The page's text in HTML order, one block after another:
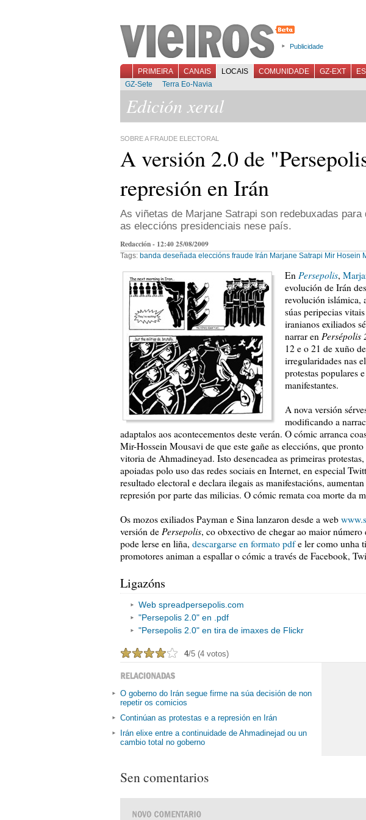
Publicidade
PRIMEIRA CANAIS LOCAIS COMUNIDADE GZ-EXT
GZ-Sete
Terra Eo-Navia
Edición xeral
SOBRE A FRAUDE ELECTORAL
A versión 2.0 de
represión en Irán
As viñetas de Marjane Satrapi son redebuxadas
as eleccións presidenciais nese país.
Redacción - 12:40 25/08/2009
Tags: banda deseñada eleccións fraude Irán Marjane Satrapi Mir Hosein
En Persepolis,
evolución de Irán
revolución islámica,
súas peripecias
iranianos exiliados
narrar en Persépolis
12 e o 21 de xuño
irregularidades nas
protestas populares
manifestantes.
A nova versión
modificando a
adaptalos aos acontecementos deste verán. O cómic arranca
Mir-Hossein Mousavi de que este gañe as eleccións, que
vitoria de Ahmadineyad. Isto desencadea as primeiras
apoiadas polo uso das redes sociais en Internet, en especial
resultado electoral e declara ilegais as manifestacións,
represión por parte das milicias. O cómic remata coa morte da
Os mozos exiliados Payman e Sina lanzaron desde a web
versión de Persepolis, co obxectivo de chegar ao maior
pode lerse en liña, descargarse en formato pdfe ler como unha
promotores animan a espallar o cómic a través de Facebook,
Ligazóns
Web spreadpersepolis.com
"Persepolis 2.0" en .pdf
"Persepolis 2.0" en tira de imaxes de Flickr
4/5 (4 votos)
O goberno do Irán segue firme na súa decisión de non
repetir os comicios
Continúan as protestas e a represión en Irán
Irán elixe entre a continuidade de Ahmadinejad ou un
cambio total no goberno
Sen comentarios